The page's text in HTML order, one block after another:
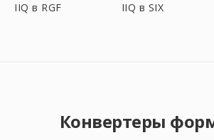
IIQ в RGF IIQ в SIX
Конвертеры